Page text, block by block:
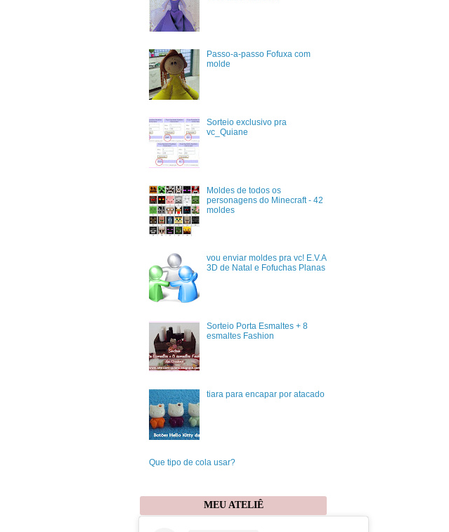
Passo-a-passo Fofuxa com
molde
Sorteio exclusivo pra
vc_Quiane
Moldes de todos os
personagens do Minecraft - 42
moldes
vou enviar moldes pra vc! E.V.A
3D de Natal e Fofuchas Planas
Sorteio Porta Esmaltes + 8
esmaltes Fashion
tiara para encapar por atacado
Que tipo de cola usar?
MEU ATELIÊ